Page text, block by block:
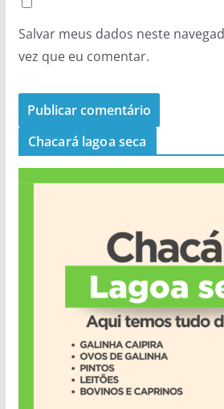
Salvar meus dados neste
vez que eu comentar.
Chacará lagoa seca